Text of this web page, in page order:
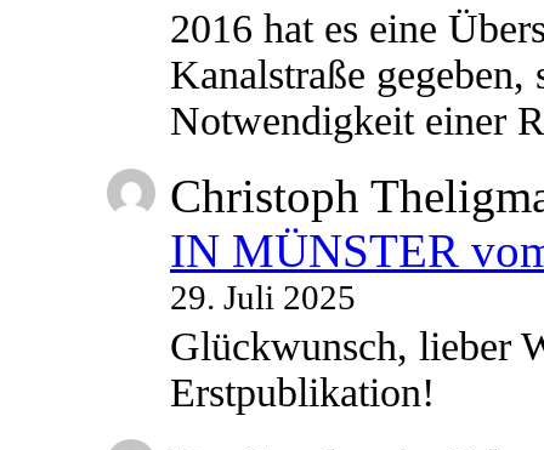
2016 hat es eine
Kanalstraße
Notwendigkeit einer
Christoph
IN MÜNSTER
29. Juli 2025
Glückwunsch, lieber
Erstpublikation!